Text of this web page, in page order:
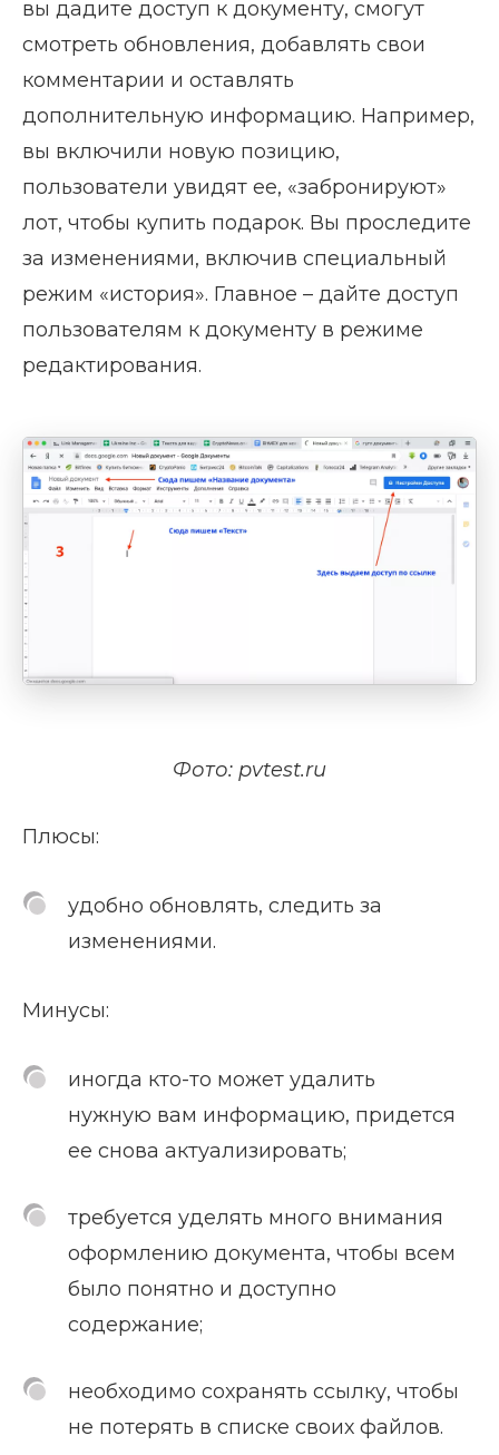
вы дадите доступ к документу, смогут
смотреть обновления, добавлять свои
комментарии и оставлять
дополнительную информацию. Например,
вы включили новую позицию,
пользователи увидят ее, «забронируют»
лот, чтобы купить подарок. Вы проследите
за изменениями, включив специальный
режим «история». Главное – дайте доступ
пользователям к документу в режиме
редактирования.
Фото: pvtest.ru
Плюсы:
удобно обновлять, следить за
изменениями.
Минусы:
иногда кто-то может удалить
нужную вам информацию, придется
ее снова актуализировать;
требуется уделять много внимания
оформлению документа, чтобы всем
было понятно и доступно
содержание;
необходимо сохранять ссылку, чтобы
не потерять в списке своих файлов.